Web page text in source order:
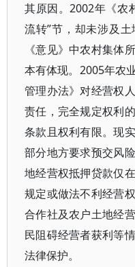
其原因。2002年《农
流转”节，却未涉及
《意见》中农村集体
本有体现。2005年农
管理办法》对经营权
责任，完全规定权利
条款且权利有限。现
部分地方要求预交风
地经营权抵押贷款仅
规定或做法不利经营
合作社及农户土地经
民阻碍经营者获利等
法律保护。